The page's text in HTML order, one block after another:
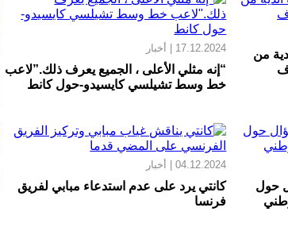
من
17.12.2024 | أخبار
“إنه مثلي الأعلى ، الجميع يعرف ذلك.”لاعب
خط وسط تشيلسي كايسيدو-حول كانط
حول
04.12.2024 | أخبار
كانتي يرد على عدم استدعاء مبابي لفريق
فرنسا